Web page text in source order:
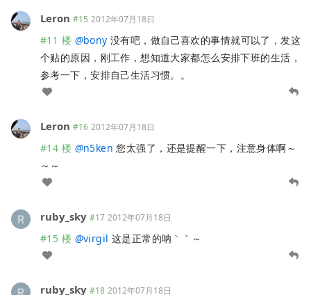
Leron #15 2012年07月18日
#11 楼 @bony 没有吧，做自己喜欢的事情就可以了，发这
个贴的原因，刚工作，想知道大家都怎么安排下班的生活，
参考一下，安排自己生活习惯。。
Leron #16 2012年07月18日
#14 楼 @n5ken 您太强了，还是提醒一下，注意身体啊～
～～
ruby_sky #17 2012年07月18日
#15 楼 @virgil 这是正常的呐｀｀～
ruby_sky #18 2012年07月18日